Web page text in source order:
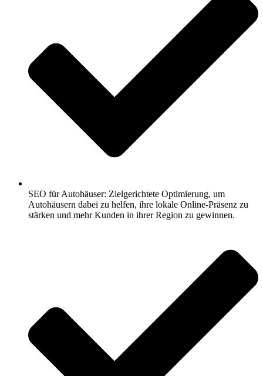
SEO für Autohäuser: Zielgerichtete Optimierung, um
Autohäusern dabei zu helfen, ihre lokale Online-Präsenz zu
stärken und mehr Kunden in ihrer Region zu gewinnen.